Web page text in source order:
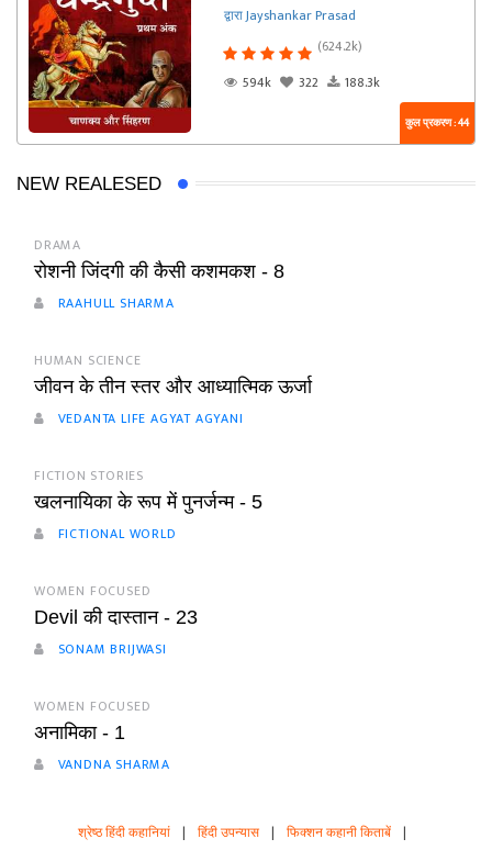
द्वारा Jayshankar Prasad
(624.2k)
594k
322 188.3k
कुल प्रकरण : 44
NEW REALESED
DRAMA
रोशनी जिंदगी की कैसी कशमकश - 8
RAAHULL SHARMA
HUMAN SCIENCE
जीवन के तीन स्तर और आध्यात्मिक ऊर्जा
VEDANTA LIFE AGYAT AGYANI
FICTION STORIES
खलनायिका के रूप में पुनर्जन्म - 5
FICTIONAL WORLD
WOMEN FOCUSED
Devil की दास्तान - 23
SONAM BRIJWASI
WOMEN FOCUSED
अनामिका - 1
VANDNA SHARMA
श्रेष्ठ हिंदी कहानियां | हिंदी उपन्यास | फिक्शन कहानी किताबें |